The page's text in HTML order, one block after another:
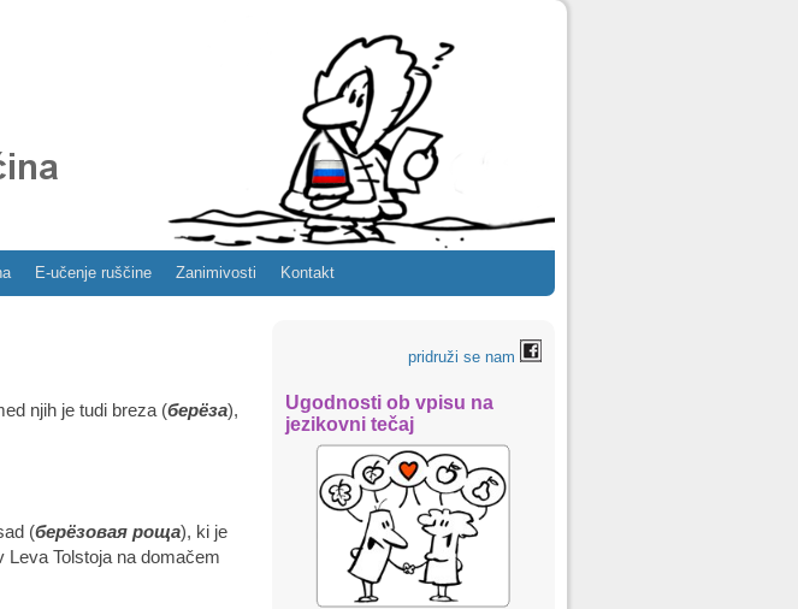
E-učenje ruščine Zanimivosti Kontakt
njih je tudi breza (берёза),
(берёзовая роща), ki je
Leva Tolstoja na domačem
pridruži se nam
Ugodnosti ob vpisu na
jezikovni tečaj